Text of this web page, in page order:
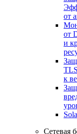
от
от
и
к
Сетевая